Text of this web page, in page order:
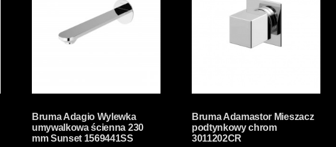
Bruma Adagio Wylewka
umywalkowa ścienna 230
mm Sunset 1569441SS
Bruma Adamastor Mieszacz
podtynkowy chrom
3011202CR